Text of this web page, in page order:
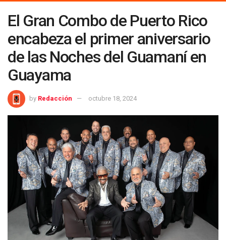
El Gran Combo de Puerto Rico
encabeza el primer aniversario
de las Noches del Guamaní en
Guayama
by Redacción octubre 18, 2024